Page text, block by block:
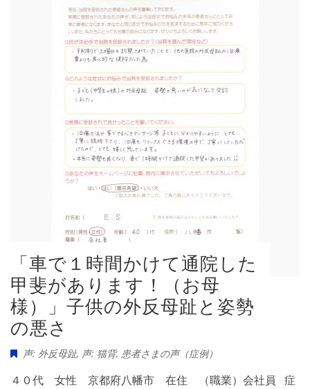
「車で１時間かけて通院した
甲斐があります！（お母
様）」子供の外反母趾と姿勢
の悪さ
声: 外反母趾, 声: 猫背, 患者さまの声（症例）
４０代 女性 京都府八幡市 在住 （職業）会社員 症